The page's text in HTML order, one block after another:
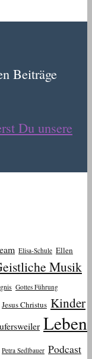
Beiträge
Du unsere
Elisa-Schule Ellen
Musik
Gottes Führung
Jesus Christus Kinder
Leben
Petra Sedlbauer Podcast